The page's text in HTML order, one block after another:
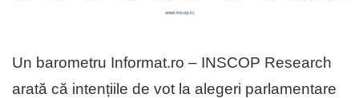
Un barometru Informat.ro – INSCOP Research
arată că intențiile de vot la alegeri parlamentare